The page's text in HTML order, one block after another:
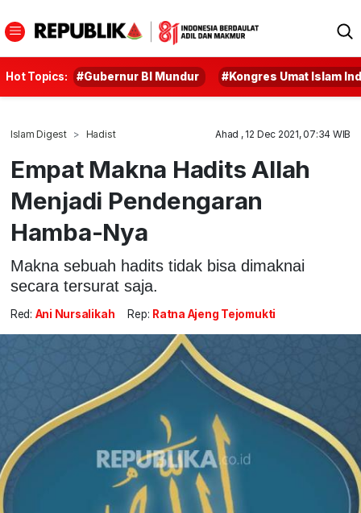
Hot Topics: #Gubernur BI Mundur #Kongres Umat Islam
Islam Digest Hadist Ahad , 12 Dec 2021, 07:34 WIB
Empat Makna Hadits Allah
Menjadi Pendengaran
Hamba-Nya
Makna sebuah hadits tidak bisa dimaknai
secara tersurat saja.
Red: Ani Nursalikah Rep: Ratna Ajeng Tejomukti